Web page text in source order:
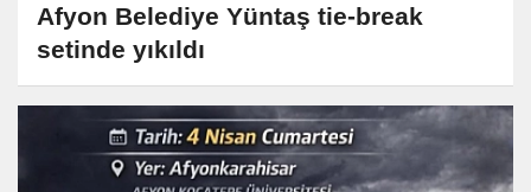
Afyon Belediye Yüntaş tie-break
setinde yıkıldı